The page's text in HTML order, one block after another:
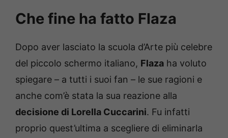
Che fine ha fatto Flaza
Dopo aver lasciato la scuola d’Arte più celebre
del piccolo schermo italiano, Flaza ha voluto
spiegare – a tutti i suoi fan – le sue ragioni e
anche com’è stata la sua reazione alla
decisione di Lorella Cuccarini. Fu infatti
proprio quest’ultima a scegliere di eliminarla